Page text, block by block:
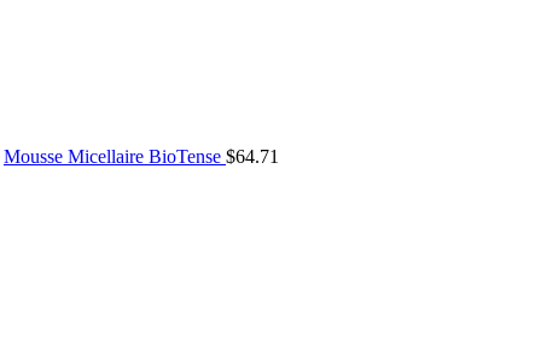
Mousse Micellaire BioTense $64.71